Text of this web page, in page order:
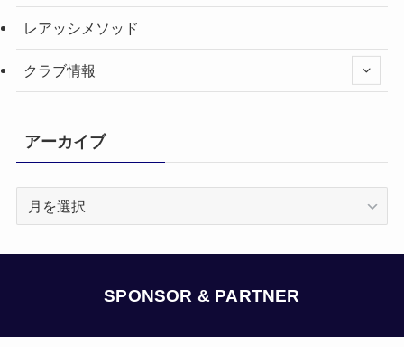
レアッシメソッド
クラブ情報
アーカイブ
SPONSOR & PARTNER